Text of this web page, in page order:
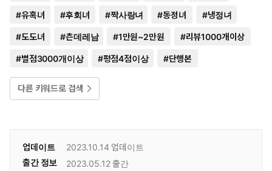
#유혹녀 #후회녀 #짝사랑녀 #동정녀 #냉정녀
#도도녀 #츤데레남 #1만원~2만원 #리뷰1000개이상
#별점3000개이상 #평점4점이상 #단행본
다른 키워드로 검색
업데이트 2023.10.14 업데이트
출간 정보
2023.05.12 출간